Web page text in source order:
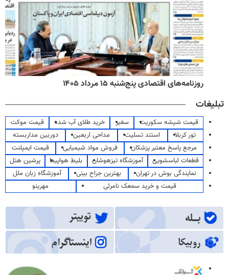
روزنامه‌های اقتصادی پنج‌شنبه ۱۵ مرداد ۱۴۰۵
تبلیغات
قیمت شیشه سکوریت سفیر خرید طلای آب شده
قیمت موکت
تور کربلا
استند تسلیت مداحی اربعین
دوربین مداربسته
مرجع پاسخ معتبر پزشکان
فروش مواد شیمیایی
قیمت ایمپلنت
قطعات لباسشویی
آموزشگاه تیزهوشان بلیط هواپیما
پرشین هتل
نمایندگی بوش در تهران
بهترین جراح بینی
آموزشگاه زبان ملل
قیمت و خرید سمعک نامرئی
مهرینو